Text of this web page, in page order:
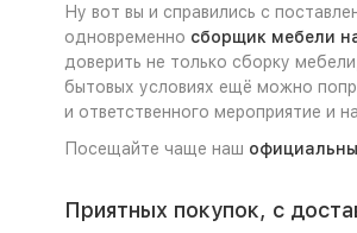
Ну вот вы и справились с
одновременно сборщик мебели
доверить не только сборку
бытовых условиях ещё можно
и ответственного мероприятие и
Посещайте чаще наш
Приятных покупок, с